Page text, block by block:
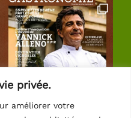
privée.
améliorer votre